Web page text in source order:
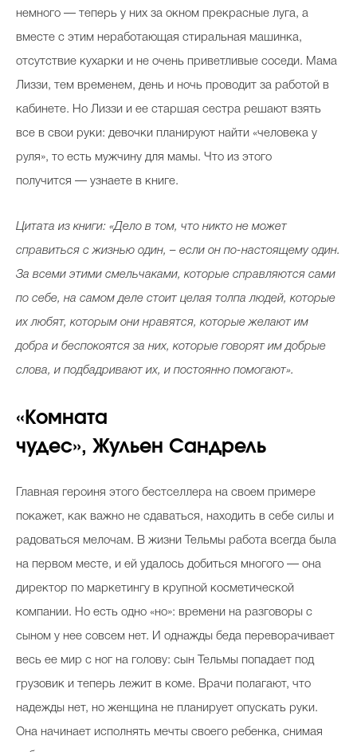
немного — теперь у них за окном прекрасные луга, а
вместе с этим неработающая стиральная машинка,
отсутствие кухарки и не очень приветливые соседи. Мама
Лиззи, тем временем, день и ночь проводит за работой в
кабинете. Но Лиззи и ее старшая сестра решают взять
все в свои руки: девочки планируют найти «человека у
руля», то есть мужчину для мамы. Что из этого
получится — узнаете в книге.
Цитата из книги: «Дело в том, что никто не может
справиться с жизнью один, – если он по-настоящему один.
За всеми этими смельчаками, которые справляются сами
по себе, на самом деле стоит целая толпа людей, которые
их любят, которым они нравятся, которые желают им
добра и беспокоятся за них, которые говорят им добрые
слова, и подбадривают их, и постоянно помогают».
«Комната
чудес», Жульен Сандрель
Главная героиня этого бестселлера на своем примере
покажет, как важно не сдаваться, находить в себе силы и
радоваться мелочам. В жизни Тельмы работа всегда была
на первом месте, и ей удалось добиться многого — она
директор по маркетингу в крупной косметической
компании. Но есть одно «но»: времени на разговоры с
сыном у нее совсем нет. И однажды беда переворачивает
весь ее мир с ног на голову: сын Тельмы попадает под
грузовик и теперь лежит в коме. Врачи полагают, что
надежды нет, но женщина не планирует опускать руки.
Она начинает исполнять мечты своего ребенка, снимая